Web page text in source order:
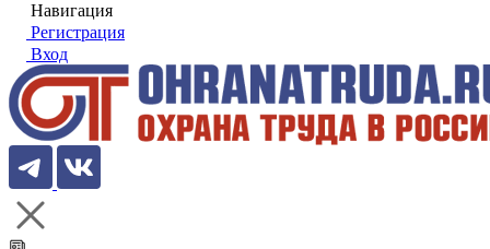
Навигация
Регистрация
Вход